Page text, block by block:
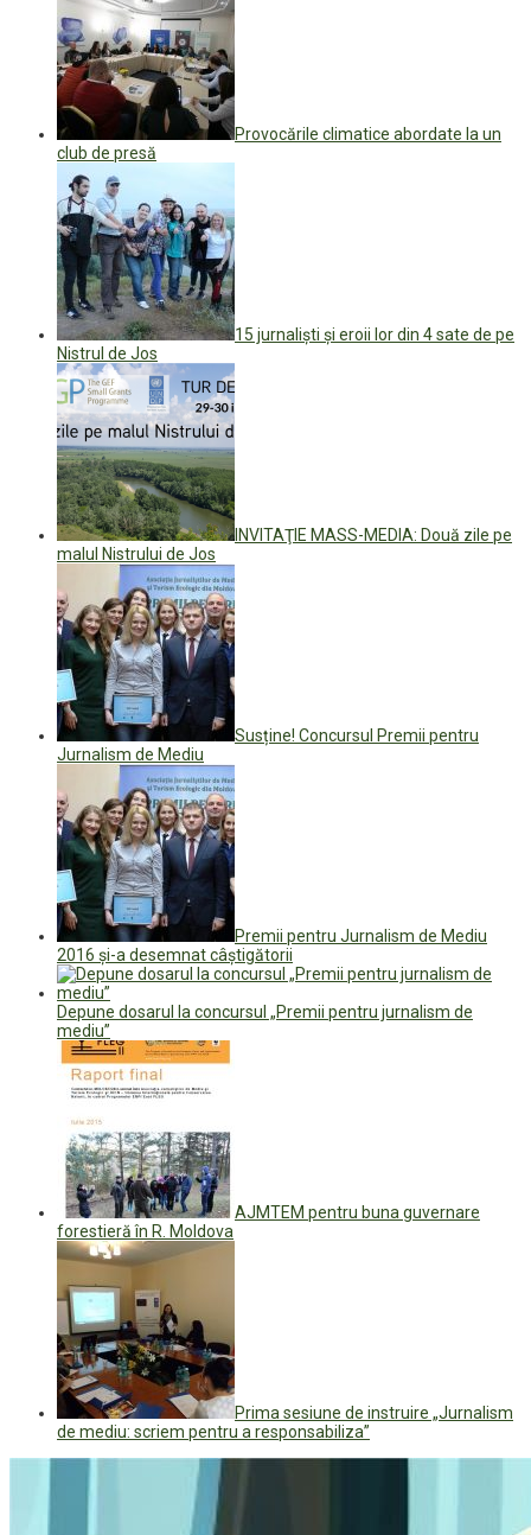
Provocările climatice abordate la un
club de presă
15 jurnaliști și eroii lor din 4 sate de pe
Nistrul de Jos
INVITAŢIE MASS-MEDIA: Două zile pe
malul Nistrului de Jos
Susține! Concursul Premii pentru
Jurnalism de Mediu
Premii pentru Jurnalism de Mediu
2016 și-a desemnat câștigătorii
Depune dosarul la concursul „Premii pentru jurnalism de
mediu”
AJMTEM pentru buna guvernare
forestieră în R. Moldova
Prima sesiune de instruire „Jurnalism
de mediu: scriem pentru a responsabiliza”